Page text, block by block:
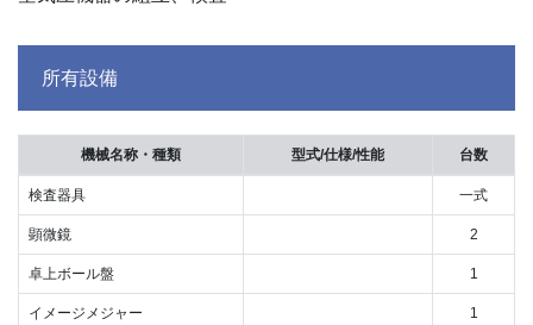
所有設備
機械名称・種類 型式/仕様/性能 台数
検査器具 一式
顕微鏡 2
卓上ボール盤 1
イメージメジャー 1